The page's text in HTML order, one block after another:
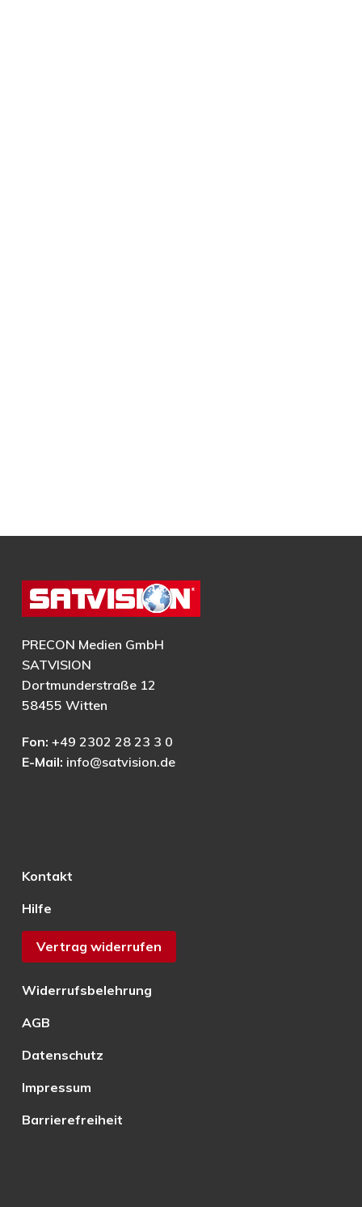
PRECON Medien GmbH
SATVISION
Dortmunderstraße 12
58455 Witten
Fon: +49 2302 28 23 3 0
E-Mail: info@satvision.de
Kontakt
Hilfe
Vertrag widerrufen
Widerrufsbelehrung
AGB
Datenschutz
Impressum
Barrierefreiheit